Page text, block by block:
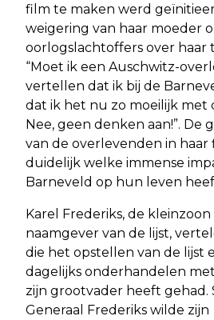
film te maken werd
weigering van haar moeder
oorlogslachtoffers over haar
“Moet ik een Auschwitz-
vertellen dat ik bij de
dat ik het nu zo moeilijk met
Nee, geen denken aan!”. De
van de overlevenden in haar
duidelijk welke immense
Barneveld op hun leven
Karel Frederiks, de kleinzoon
naamgever van de lijst,
die het opstellen van de lijst
dagelijks onderhandelen
zijn grootvader heeft gehad.
Generaal Frederiks wilde zijn